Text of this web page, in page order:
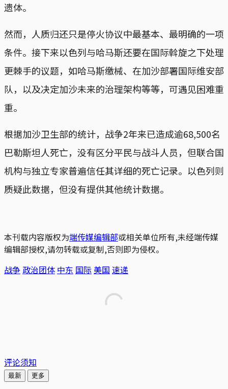
遗体。
然而，人质归还只是停火协议中最基本、最明确的一项
条件。接下来以色列与哈马斯还要在国际斡旋之下处理
更棘手的议题，如哈马斯缴械、在加沙部署国际维安部
队，以及决定加沙未来的治理架构等等，可遇见困难重
重。
根据加沙卫生部的统计，战争2年来已造成逾68,500名
巴勒斯坦人死亡，没有区分平民与战斗人员，但联合国
机构与独立专家普遍信任其详细的死亡记录。以色列则
质疑此数据，但没有提供其他统计数据。
本刊载内容版权为端传媒编辑部或相关单位所有,未经端传媒
编辑部授权,请勿转载或复制,否则即为侵权。
战争 政治团体 中东 国际 美国 速递
评论须知
最新 更多